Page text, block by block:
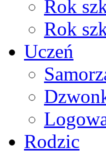
Rok
Rok
Uczeń
Rodzic